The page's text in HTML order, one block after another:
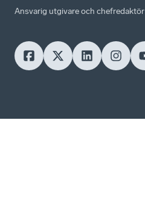
Ansvarig utgivare och chefredaktör